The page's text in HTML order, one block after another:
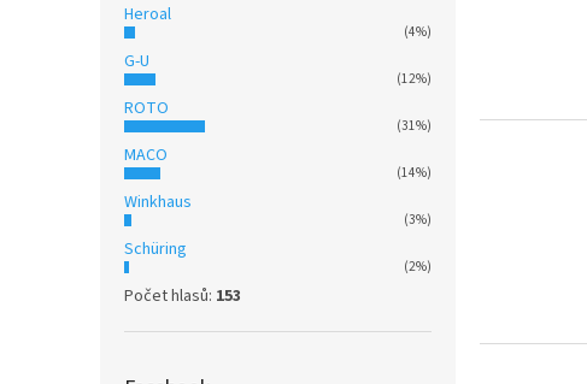
Heroal
(4%)
G-U
(12%)
ROTO
(31%)
MACO
(14%)
Winkhaus
(3%)
Schüring
(2%)
Počet hlasů: 153